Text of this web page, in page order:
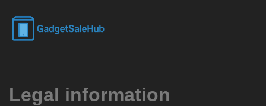
Legal information